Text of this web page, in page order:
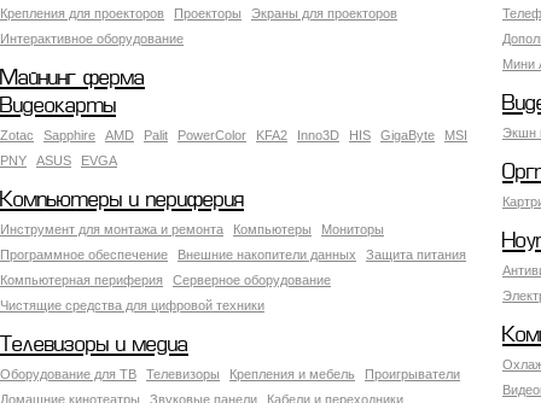
Мини
Крепления для проекторов Проекторы
Экраны для проекторов
Интерактивное оборудование
Майнинг ферма
Экшн
Видеокарты
Zotac Sapphire AMD Palit PowerColor KFA2 Inno3D HIS GigaByte
MSI
PNY
ASUS EVGA
Компьютеры и периферия
Инструмент для монтажа и ремонта Компьютеры
Мониторы
Программное обеспечение
Внешние накопители данных
Защита питания
Компьютерная периферия
Серверное оборудование
Чистящие средства для цифровой техники
Телевизоры и медиа
Оборудование для ТВ Телевизоры Крепления и мебель
Проигрыватели
Домашние кинотеатры
Звуковые панели Кабели и переходники